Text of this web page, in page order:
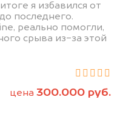
я избавился от
последнего.
реально помогли,
срыва из-за этой
цена 300.000 руб.
своих
соглашаюсь с